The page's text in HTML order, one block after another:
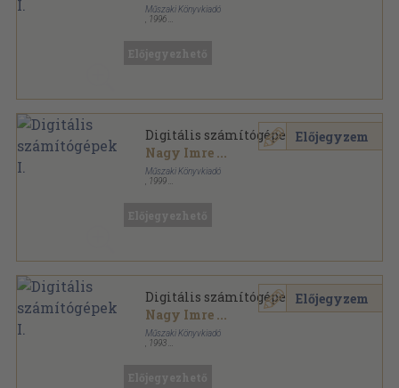
Műszaki Könyvkiadó
1996
Digitális számítógépek I.
Nagy Imre ...
Műszaki Könyvkiadó
1999
Előjegyzem
Digitális számítógépek I.
Nagy Imre ...
Műszaki Könyvkiadó
1993
Előjegyzem